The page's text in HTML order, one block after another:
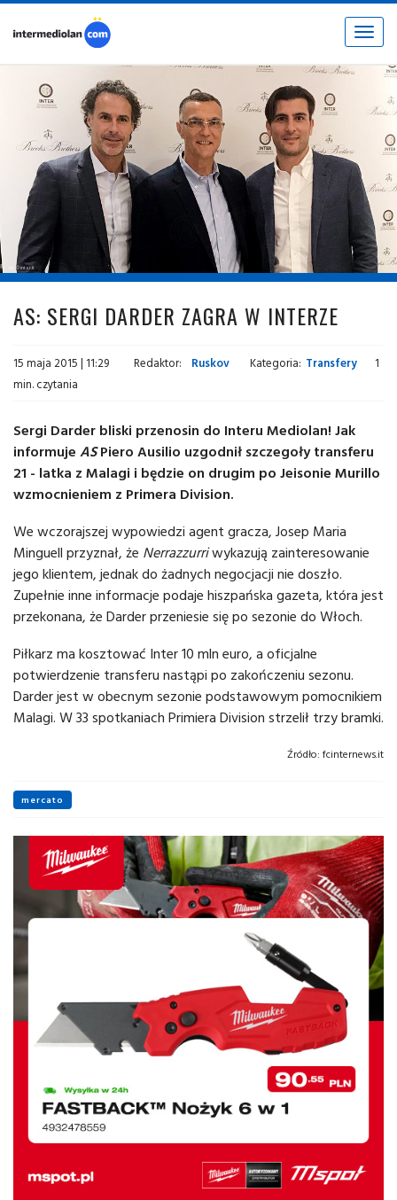
Toggle
fot. © inter.it
AS: SERGI DARDER ZAGRA W INTERZE
15 maja 2015 | 11:29 Redaktor: Ruskov Kategoria: Transfery
1
min. czytania
Sergi Darder bliski przenosin do Interu Mediolan! Jak
informuje ASPiero Ausilio uzgodnił szczegoły transferu
21 - latka z Malagi i będzie on drugim po Jeisonie Murillo
wzmocnieniem z Primera Division.
We wczorajszej wypowiedzi agent gracza, Josep Maria
Minguell przyznał, że Nerrazzurriwykazują zainteresowanie
jego klientem, jednak do żadnych negocjacji nie doszło.
Zupełnie inne informacje podaje hiszpańska gazeta, która jest
przekonana, że Darder przeniesie się po sezonie do Włoch.
Piłkarz ma kosztować Inter 10 mln euro, a oficjalne
potwierdzenie transferu nastąpi po zakończeniu sezonu.
Darder jest w obecnym sezonie podstawowym pomocnikiem
Malagi. W 33 spotkaniach Primiera Division strzelił trzy bramki.
Źródło: fcinternews.it
mercato